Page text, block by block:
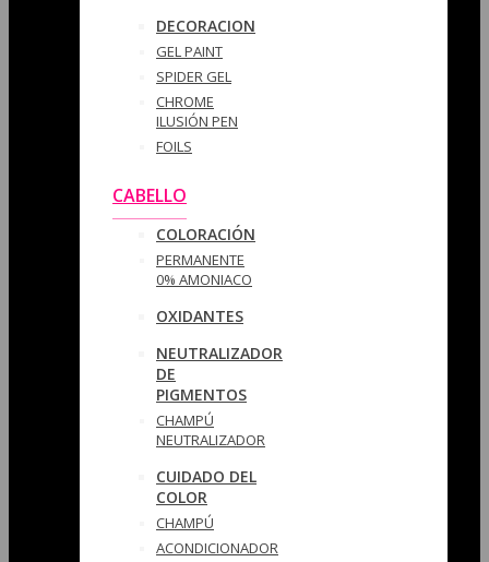
DECORACION
GEL PAINT
SPIDER GEL
CHROME
ILUSIÓN PEN
FOILS
CABELLO
COLORACIÓN
PERMANENTE
0% AMONIACO
OXIDANTES
NEUTRALIZADOR
DE
PIGMENTOS
CHAMPÚ
NEUTRALIZADOR
CUIDADO DEL
COLOR
CHAMPÚ
ACONDICIONADOR